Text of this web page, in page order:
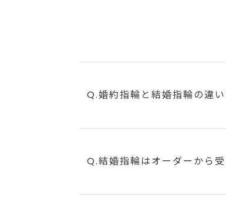
Q.婚約指輪と結婚指輪の違
Q.結婚指輪はオーダーから